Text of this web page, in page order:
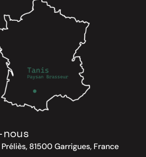
81500 Garrigues, France